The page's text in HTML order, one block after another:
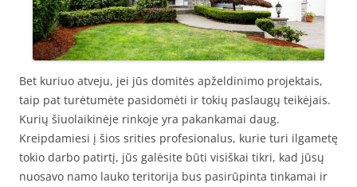
Bet kuriuo atveju, jei jūs domitės apželdinimo projektais,
taip pat turėtumėte pasidomėti ir tokių paslaugų teikėjais.
Kurių šiuolaikinėje rinkoje yra pakankamai daug.
Kreipdamiesi į šios srities profesionalus, kurie turi ilgametę
tokio darbo patirtį, jūs galėsite būti visiškai tikri, kad jūsų
nuosavo namo lauko teritorija bus pasirūpinta tinkamai ir